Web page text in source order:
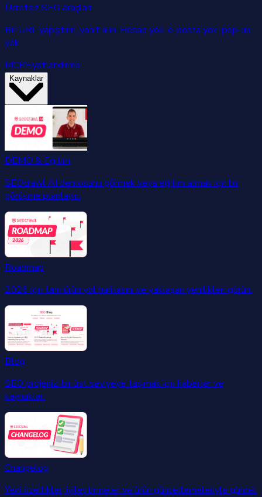
Ücretsiz SEO araçları
Bir URL yapıştırın, yanıt alın. Hesap yok, e-posta yok, pop-up
yok.
MCPFiyatlandırma
Kaynaklar
DEMO & Eğitim
SEOcrawl AI demosunu görmek veya eğitim almak için bir
görüşme planlayın.
Roadmap
2026 için tam ürün yol haritasını ve yaklaşan yenilikleri görün.
Blog
SEO projenizi bir üst seviyeye taşımak için haberler ve
kaynaklar.
Changelog
Yeni özellikler, iyileştirmeler ve ürün güncellemeleriyle güncel